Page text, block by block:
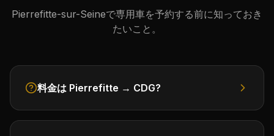
Pierrefitte-sur-Seineで専用車を予約する前に知っておき
たいこと。
料金は Pierrefitte → CDG?